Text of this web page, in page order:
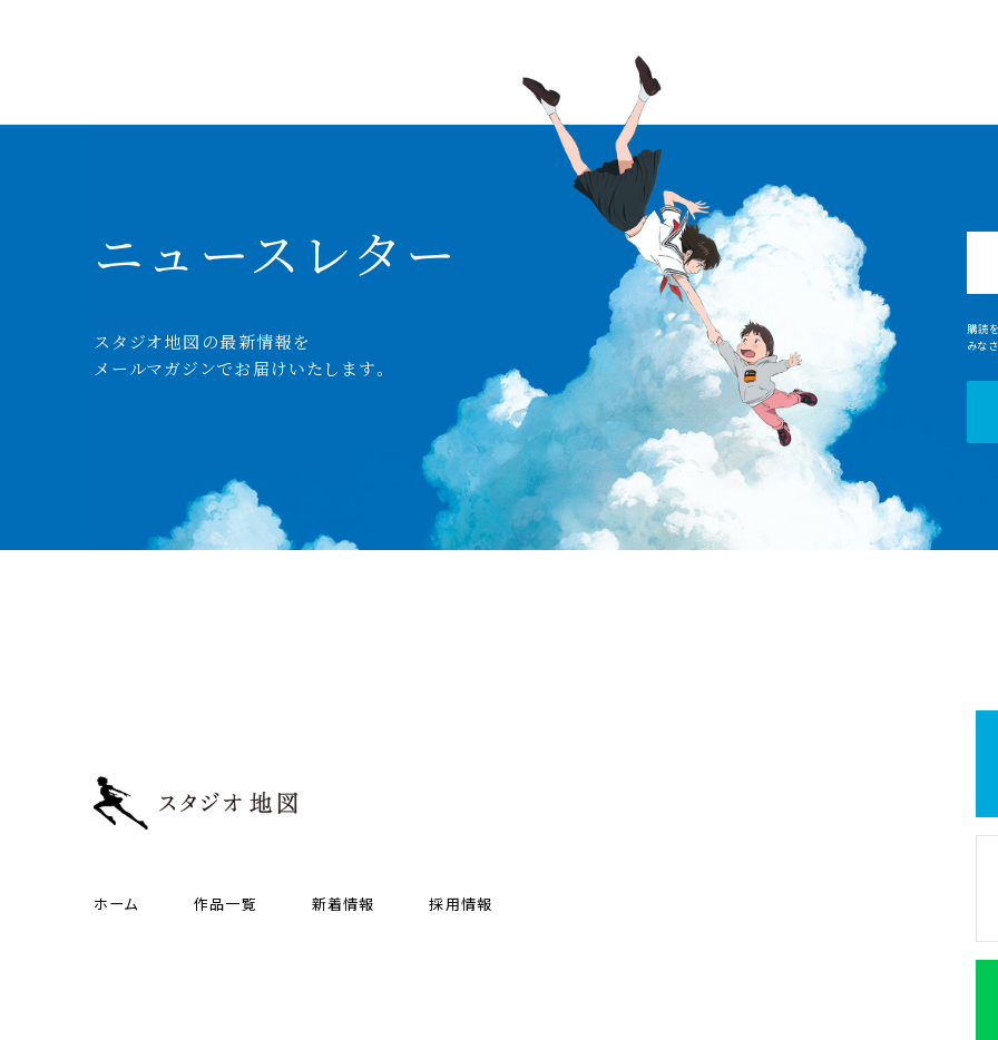
ニュースレター
スタジオ地図 の最新情報を
メールマガジンでお 届 けいたします。
購読
みな
ホーム 作品一覧 新着情報 採用情報